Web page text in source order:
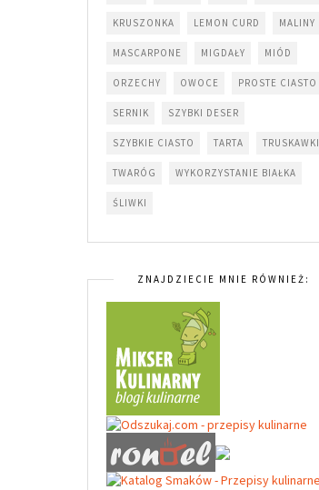
KRUSZONKA LEMON CURD MALINY
MASCARPONE MIGDAŁY MIÓD
ORZECHY OWOCE PROSTE CIASTO
SERNIK SZYBKI DESER
SZYBKIE CIASTO TARTA TRUSKAWKI
TWARÓG WYKORZYSTANIE BIAŁKA
ŚLIWKI
ZNAJDZIECIE MNIE RÓWNIEŻ: